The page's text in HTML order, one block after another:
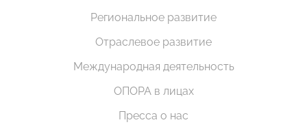
Региональное развитие
Отраслевое развитие
Международная деятельность
ОПОРА в лицах
Пресса о нас